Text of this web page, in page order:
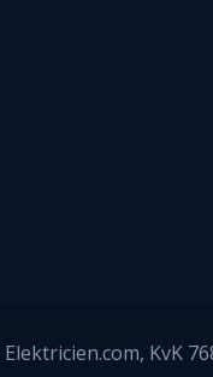
Elektricien.com, KvK